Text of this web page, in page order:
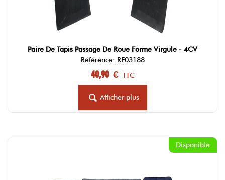
Paire De Tapis Passage De Roue Forme Virgule - 4CV
Référence: RE03188
40,90 € TTC
Afficher plus
Disponible